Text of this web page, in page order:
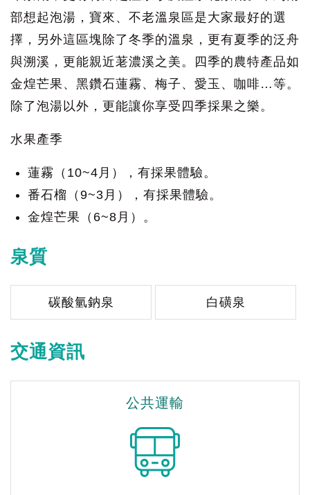
部想起泡湯，寶來、不老溫泉區是大家最好的選
擇，另外這區塊除了冬季的溫泉，更有夏季的泛舟
與溯溪，更能親近荖濃溪之美。四季的農特產品如
金煌芒果、黑鑽石蓮霧、梅子、愛玉、咖啡…等。
除了泡湯以外，更能讓你享受四季採果之樂。
水果產季
蓮霧（10~4月），有採果體驗。
番石榴（9~3月），有採果體驗。
金煌芒果（6~8月）。
泉質
碳酸氫鈉泉 白磺泉
交通資訊
公共運輸